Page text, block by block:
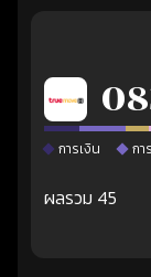
การเงิน กา
ผลรวม 45